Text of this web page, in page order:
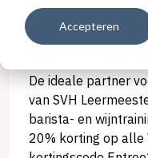
Accepteren
De ideale partner
van SVH
barista- en
20% korting op alle